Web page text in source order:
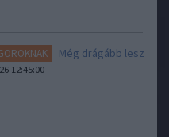
Még drágább lesz
12:45:00